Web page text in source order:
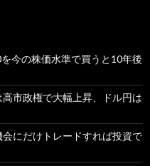
今の株価水準で買うと10年後
市政権で大幅上昇、ドル円は
にだけトレードすれば投資で